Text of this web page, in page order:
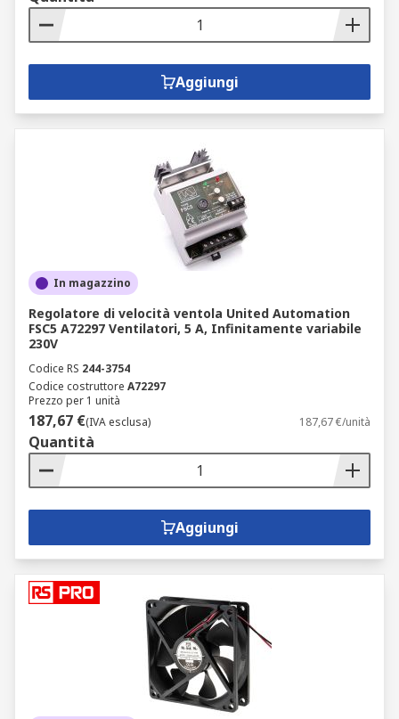
Aggiungi
In magazzino
Regolatore di velocità ventola United Automation
FSC5 A72297 Ventilatori, 5 A, Infinitamente variabile
230V
Codice RS 244-3754
Codice costruttore A72297
Prezzo per 1 unità
187,67 €(IVA esclusa) 187,67 €/unità
Quantità
Aggiungi